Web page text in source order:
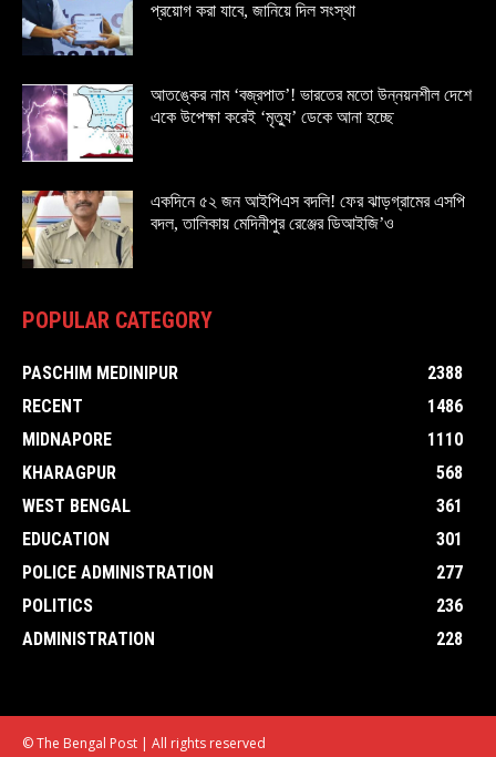
প্রয়োগ করা যাবে, জানিয়ে দিল সংস্থা
আতঙ্কের নাম ‘বজ্রপাত’! ভারতের মতো উন্নয়নশীল দেশে
একে উপেক্ষা করেই ‘মৃত্যু’ ডেকে আনা হচ্ছে
একদিনে ৫২ জন আইপিএস বদলি! ফের ঝাড়গ্রামের এসপি
বদল, তালিকায় মেদিনীপুর রেঞ্জের ডিআইজি’ও
POPULAR CATEGORY
PASCHIM MEDINIPUR
2388
RECENT
1486
MIDNAPORE
1110
KHARAGPUR
568
WEST BENGAL
361
EDUCATION
301
POLICE ADMINISTRATION
277
POLITICS
236
ADMINISTRATION
228
© The Bengal Post | All rights reserved